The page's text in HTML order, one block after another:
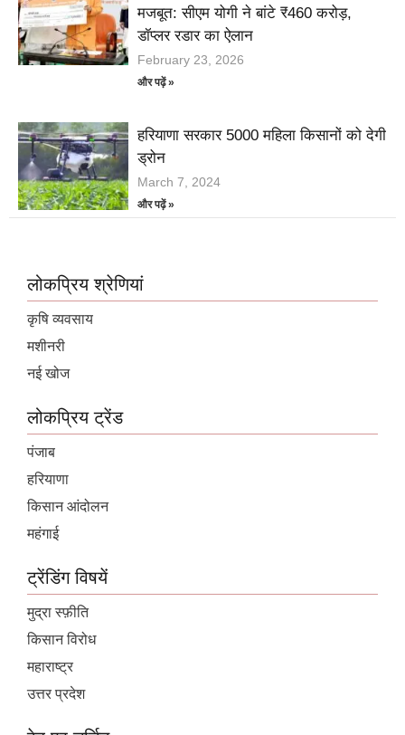
मजबूत: सीएम योगी ने बांटे ₹460 करोड़,
डॉप्लर रडार का ऐलान
February 23, 2026
और पढ़ें »
हरियाणा सरकार 5000 महिला किसानों को देगी
ड्रोन
March 7, 2024
और पढ़ें »
लोकप्रिय श्रेणियां
कृषि व्यवसाय
मशीनरी
नई खोज
लोकप्रिय ट्रेंड
पंजाब
हरियाणा
किसान आंदोलन
महंगाई
ट्रेंडिंग विषयें
मुद्रा स्फ़ीति
किसान विरोध
महाराष्ट्र
उत्तर प्रदेश